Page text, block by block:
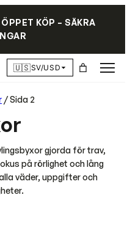
KÖP – SÄKRA
🇺🇸SV/USD
/ Sida 2
gjorda för trav,
på rörlighet och lång
väder, uppgifter och